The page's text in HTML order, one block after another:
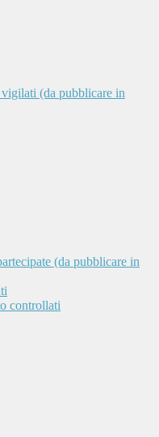
(da pubblicare in
(da pubblicare in
controllati